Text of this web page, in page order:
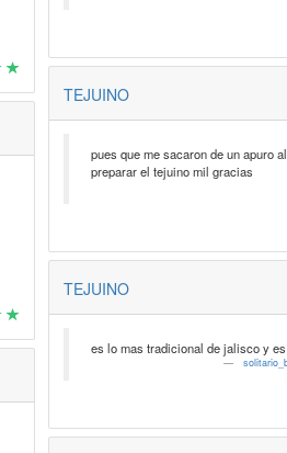
TEJUINO
pues que me sacaron de un apuro
preparar el tejuino mil gracias
TEJUINO
es lo mas tradicional de jalisco y